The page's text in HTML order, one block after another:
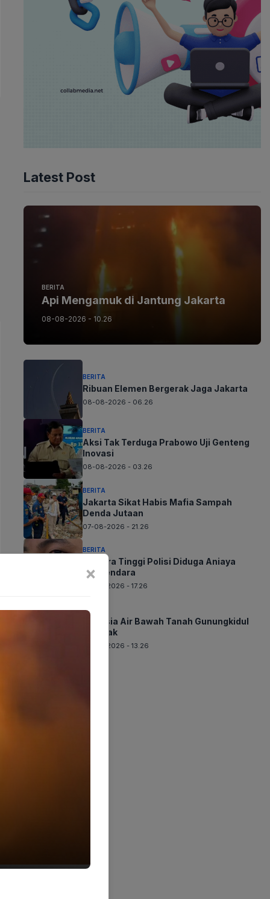
Latest Post
BERITA
Api Mengamuk di Jantung Jakarta
08-08-2026 - 10.26
BERITA
Ribuan Elemen Bergerak Jaga Jakarta
08-08-2026 - 06.26
BERITA
Aksi Tak Terduga Prabowo Uji Genteng
Inovasi
08-08-2026 - 03.26
BERITA
Jakarta Sikat Habis Mafia Sampah
Denda Jutaan
07-08-2026 - 21.26
BERITA
Perwira Tinggi Polisi Diduga Aniaya
Pengendara
07-08-2026 - 17.26
BERITA
Rahasia Air Bawah Tanah Gunungkidul
Terkuak
07-08-2026 - 13.26
×